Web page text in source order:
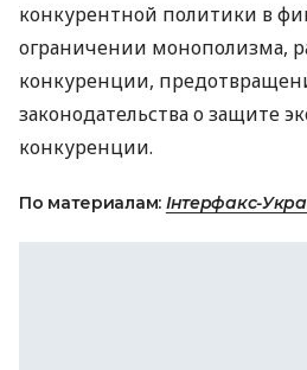
конкурентной политики в
ограничении монополизма,
конкуренции,
законодательства о защите
конкуренции.
По материалам: Інтерфакс-